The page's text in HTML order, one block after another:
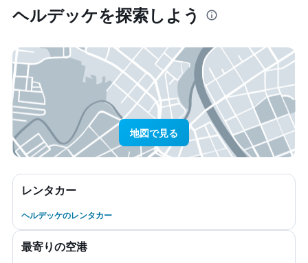
ヘルデッケ​を探索しよう
地図で見る
レンタカー
ヘルデッケのレンタカー
最寄りの空港